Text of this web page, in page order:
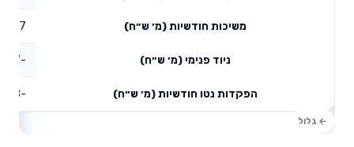
משיכות חודשיות (מ׳ ש״ח) 0.17
ניוד פנימי (מ׳ ש״ח) -3.67
הפקדות נטו חודשיות (מ׳ ש״ח) -3.58